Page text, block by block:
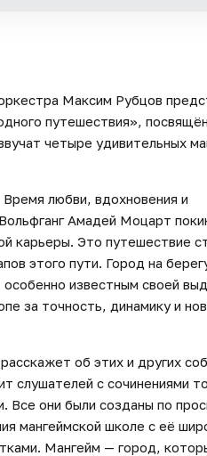
Максим Рубцов
путешествия»,
четыре удивительных
любви, вдохновения и
Амадей Моцарт
карьеры. Это путешествие
этого пути. Город на
известным своей
за точность, динамику и
об этих и других
слушателей с сочинениями
Все они были созданы по
мангеймской школе с её
Мангейм — город,